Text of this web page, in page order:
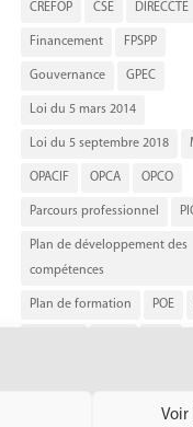
Voir
CREFOP CSE DIRECCTE
Financement FPSPP
Gouvernance GPEC
Loi du 5 mars 2014
Loi du 5 septembre 2018
OPACIF OPCA OPCO
Parcours professionnel
Plan de développement des
compétences
Plan de formation POE